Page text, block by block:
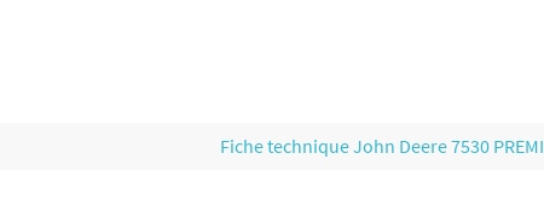
Fiche technique John Deere 7530